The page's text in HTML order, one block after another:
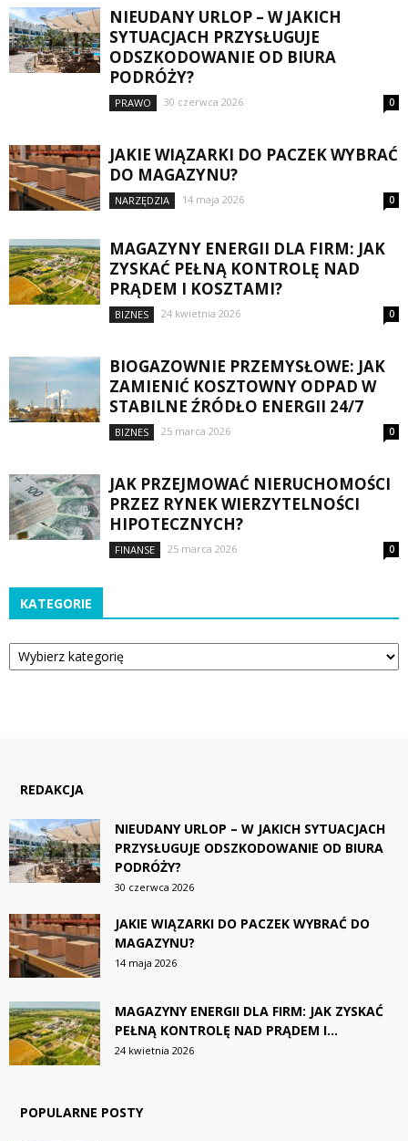
NIEUDANY URLOP – W JAKICH
SYTUACJACH PRZYSŁUGUJE
ODSZKODOWANIE OD BIURA
PODRÓŻY?
PRAWO 30 czerwca 2026 0
JAKIE WIĄZARKI DO PACZEK WYBRAĆ
DO MAGAZYNU?
NARZĘDZIA 14 maja 2026 0
MAGAZYNY ENERGII DLA FIRM: JAK
ZYSKAĆ PEŁNĄ KONTROLĘ NAD
PRĄDEM I KOSZTAMI?
BIZNES 24 kwietnia 2026 0
BIOGAZOWNIE PRZEMYSŁOWE: JAK
ZAMIENIĆ KOSZTOWNY ODPAD W
STABILNE ŹRÓDŁO ENERGII 24/7
BIZNES 25 marca 2026 0
JAK PRZEJMOWAĆ NIERUCHOMOŚCI
PRZEZ RYNEK WIERZYTELNOŚCI
HIPOTECZNYCH?
FINANSE 25 marca 2026 0
KATEGORIE
Kategorie
REDAKCJA
NIEUDANY URLOP – W JAKICH SYTUACJACH
PRZYSŁUGUJE ODSZKODOWANIE OD BIURA
PODRÓŻY?
30 czerwca 2026
JAKIE WIĄZARKI DO PACZEK WYBRAĆ DO
MAGAZYNU?
14 maja 2026
MAGAZYNY ENERGII DLA FIRM: JAK ZYSKAĆ
PEŁNĄ KONTROLĘ NAD PRĄDEM I...
24 kwietnia 2026
POPULARNE POSTY